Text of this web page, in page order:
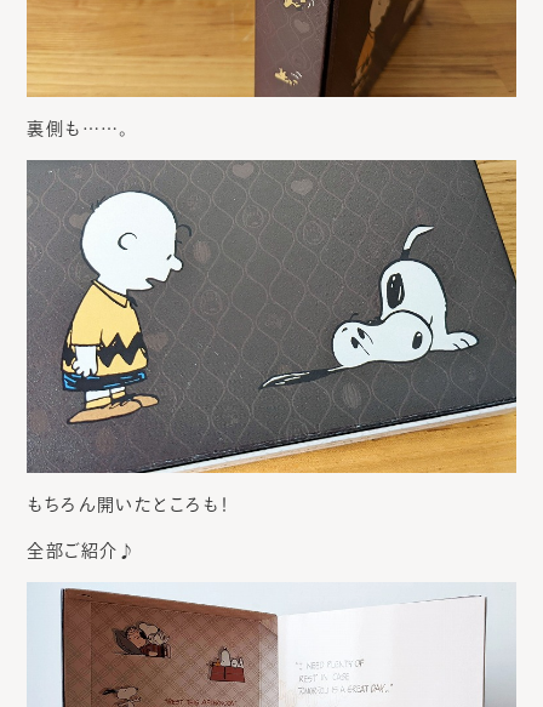
裏側も……。
もちろん開いたところも！
全部ご紹介♪